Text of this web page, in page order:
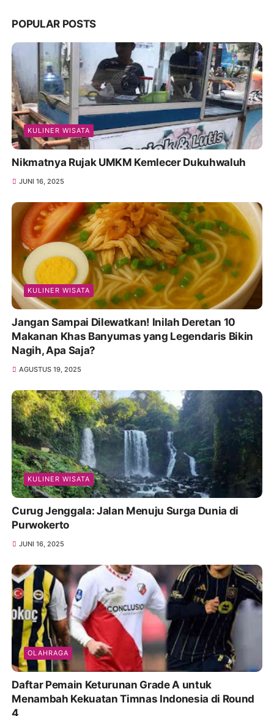
POPULAR POSTS
KULINER WISATA
Nikmatnya Rujak UMKM Kemlecer Dukuhwaluh
JUNI 16, 2025
KULINER WISATA
Jangan Sampai Dilewatkan! Inilah Deretan 10
Makanan Khas Banyumas yang Legendaris Bikin
Nagih, Apa Saja?
AGUSTUS 19, 2025
KULINER WISATA
Curug Jenggala: Jalan Menuju Surga Dunia di
Purwokerto
JUNI 16, 2025
OLAHRAGA
Daftar Pemain Keturunan Grade A untuk
Menambah Kekuatan Timnas Indonesia di Round
4